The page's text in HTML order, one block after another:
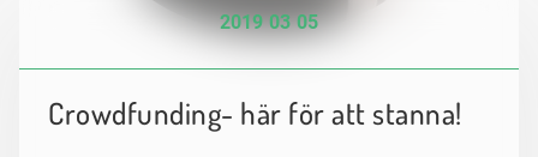
2019 03 05
Crowdfunding- här för att stanna!